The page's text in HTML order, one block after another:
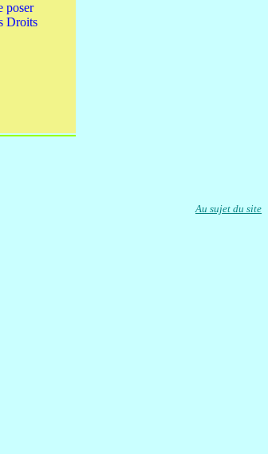
poser
Droits
Au sujet du site